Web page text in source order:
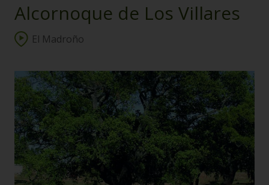
Alcornoque de Los Villares
El Madroño